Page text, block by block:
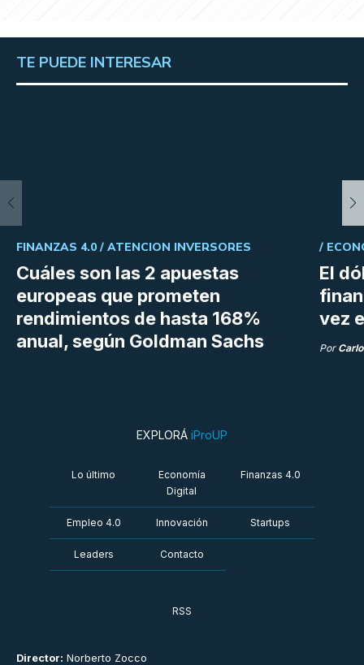
TE PUEDE INTERESAR
Cuáles son las 2 apuestas
europeas que prometen
rendimientos de hasta 168%
anual, según Goldman Sachs
FINANZAS 4.0 / ATENCION INVERSORES
El
vez
/
Por
Director: Norberto Zocco
EXPLORÁ iProUP
Lo último
Economía
Digital
Finanzas 4.0
Empleo 4.0 Innovación Startups
Leaders Contacto
RSS